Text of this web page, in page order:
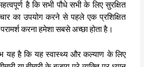
है कि सभी पौधे सभी के लिए सुरक्षित
का उपयोग करने से पहले एक प्रशिक्षित
करना हमेशा सबसे अच्छा होता है।
यह है कि यह स्वास्थ्य और कल्याण के लिए